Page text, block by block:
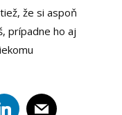
že si aspoň
prípadne ho aj